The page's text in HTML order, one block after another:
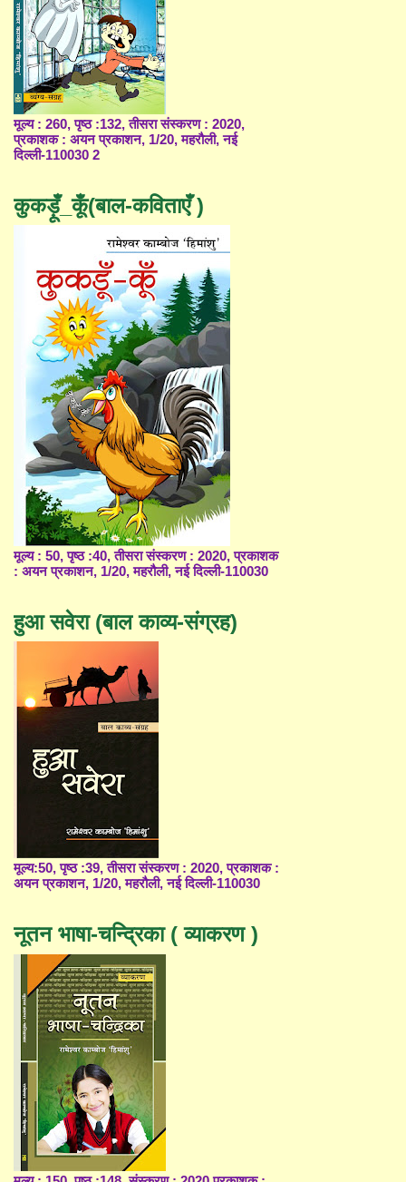
मूल्य : 260, पृष्ठ :132, तीसरा संस्करण : 2020,
प्रकाशक : अयन प्रकाशन, 1/20, महरौली, नई
दिल्ली-110030 2
कुकड़ूँ_कूँ(बाल-कविताएँ )
मूल्य : 50, पृष्ठ :40, तीसरा संस्करण : 2020, प्रकाशक
: अयन प्रकाशन, 1/20, महरौली, नई दिल्ली-110030
हुआ सवेरा (बाल काव्य-संग्रह)
मूल्य:50, पृष्ठ :39, तीसरा संस्करण : 2020, प्रकाशक :
अयन प्रकाशन, 1/20, महरौली, नई दिल्ली-110030
नूतन भाषा-चन्द्रिका ( व्याकरण )